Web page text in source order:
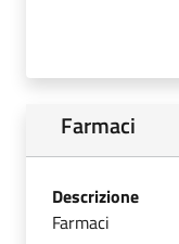
Farmaci
Descrizione
Farmaci